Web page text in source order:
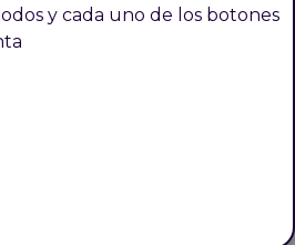
y cada uno de los botones